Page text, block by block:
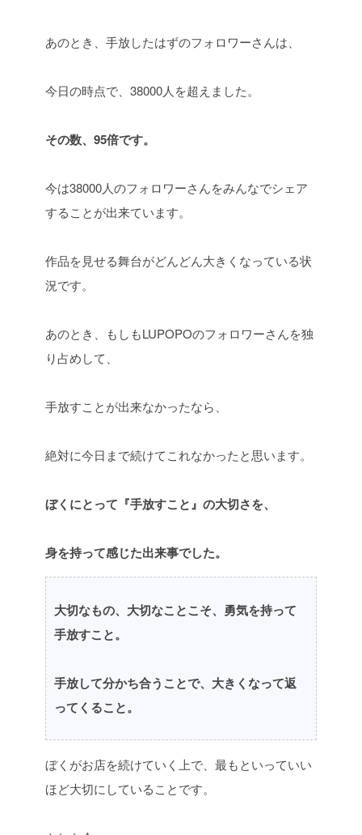
あのとき、手放したはずのフォロワーさんは、
今日の時点で、38000人を超えました。
その数、95倍です。
今は38000人のフォロワーさんをみんなでシェア
することが出来ています。
作品を見せる舞台がどんどん大きくなっている状
況です。
あのとき、もしもLUPOPOのフォロワーさんを独
り占めして、
手放すことが出来なかったなら、
絶対に今日まで続けてこれなかったと思います。
ぼくにとって『手放すこと』の大切さを、
身を持って感じた出来事でした。
大切なもの、大切なことこそ、勇気を持って
手放すこと。
手放して分かち合うことで、大きくなって返
ってくること。
ぼくがお店を続けていく上で、最もといっていい
ほど大切にしていることです。